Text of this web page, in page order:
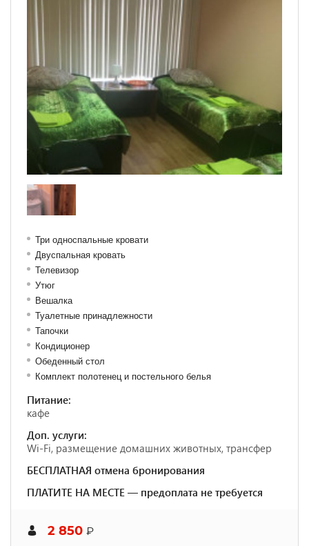
Три односпальные кровати
Двуспальная кровать
Телевизор
Утюг
Вешалка
Туалетные принадлежности
Тапочки
Кондиционер
Обеденный стол
Комплект полотенец и постельного белья
Питание:
кафе
Доп. услуги:
Wi-Fi, размещение домашних животных, трансфер
БЕСПЛАТНАЯ отмена бронирования
ПЛАТИТЕ НА МЕСТЕ — предоплата не требуется
2 850 ₽